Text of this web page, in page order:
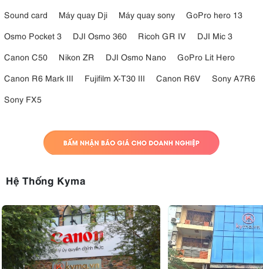
Sound card
Máy quay Dji Máy quay sony
GoPro hero 13
Osmo Pocket 3
DJI Osmo 360 Ricoh GR IV
DJI Mic 3
Canon C50
Nikon ZR DJI Osmo Nano
GoPro Lit Hero
Canon R6 Mark III
Fujifilm X-T30 III Canon R6V
Sony A7R6
Sony FX5
Hệ Thống Kyma